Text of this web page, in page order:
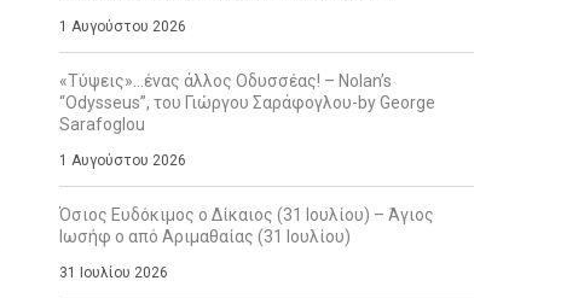
1 Αυγούστου 2026
«Τύψεις»…ένας άλλος Οδυσσέας! – Nolan’s
“Odysseus”, του Γιώργου Σαράφογλου-by George
Sarafoglou
1 Αυγούστου 2026
Όσιος Ευδόκιμος ο Δίκαιος (31 Ιουλίου) – Άγιος
Ιωσήφ ο από Αριμαθαίας (31 Ιουλίου)
31 Ιουλίου 2026